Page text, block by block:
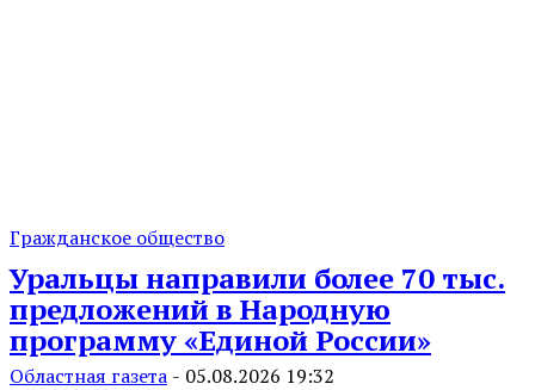
Гражданское общество
Уральцы направили более 70 тыс.
предложений в Народную
программу «Единой России»
Областная газета - 05.08.2026 19:32